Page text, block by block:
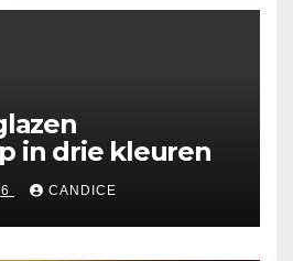
in drie kleuren
CANDICE